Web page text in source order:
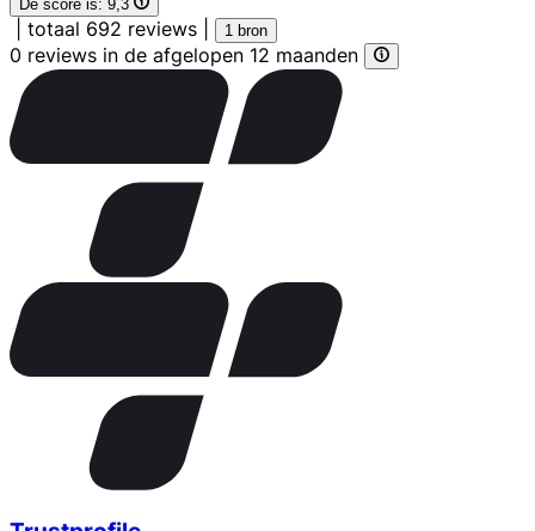
De score is: 9,3
totaal 692 reviews 1 bron
0 reviews in de afgelopen 12 maanden